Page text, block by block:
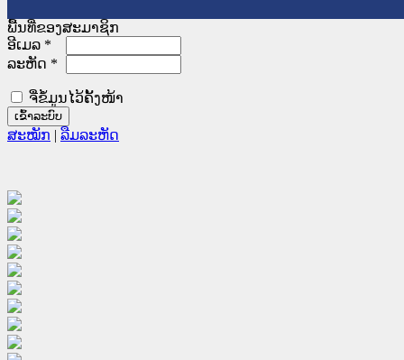
ພື້ນທີ່ຂອງສະມາຊິກ
ອີເມລ *
ລະຫັດ *
ຈື່ຂໍ້ມູນໄວ້ຄັ້ງໜ້າ
ສະໝັກ | ລືມລະຫັດ